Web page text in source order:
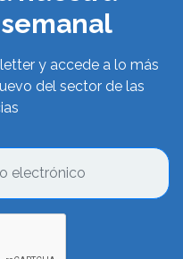
y accede a lo más
del sector de las